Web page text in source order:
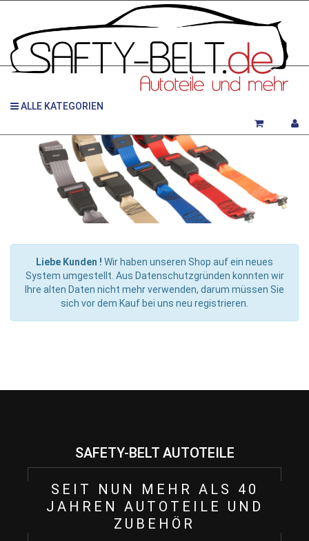
ALLE KATEGORIEN
Liebe Kunden ! Wir haben unseren Shop auf ein neues
System umgestellt. Aus Datenschutzgründen konnten wir
Ihre alten Daten nicht mehr verwenden, darum müssen Sie
sich vor dem Kauf bei uns neu registrieren.
SAFETY-BELT AUTOTEILE
SEIT NUN MEHR ALS 40
JAHREN AUTOTEILE UND
ZUBEHÖR